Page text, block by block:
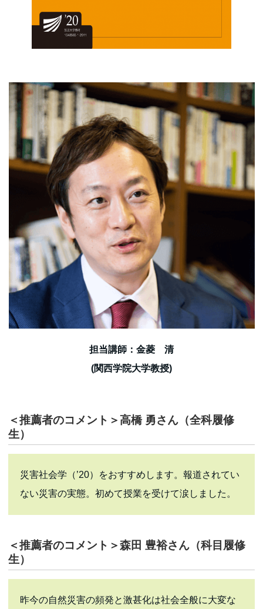
担当講師：金菱 清
(関西学院大学教授)
＜推薦者のコメント＞高橋 勇さん（全科履修
生）
災害社会学（’20）をおすすめします。報道されてい
ない災害の実態。初めて授業を受けて涙しました。
＜推薦者のコメント＞森田 豊裕さん（科目履修
生）
昨今の自然災害の頻発と激甚化は社会全般に大変な